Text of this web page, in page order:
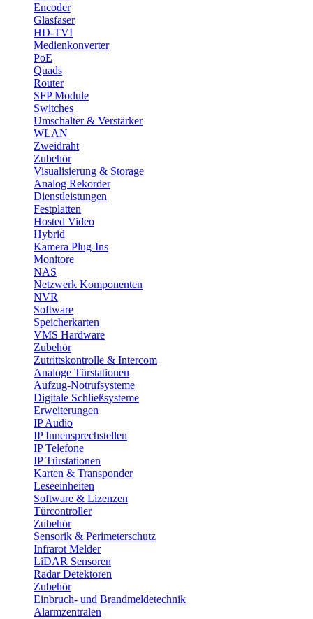
Encoder
Glasfaser
HD-TVI
Medienkonverter
PoE
Quads
Router
SFP Module
Switches
Umschalter & Verstärker
WLAN
Zweidraht
Zubehör
Visualisierung & Storage
Analog Rekorder
Dienstleistungen
Festplatten
Hosted Video
Hybrid
Kamera Plug-Ins
Monitore
NAS
Netzwerk Komponenten
NVR
Software
Speicherkarten
VMS Hardware
Zubehör
Zutrittskontrolle & Intercom
Analoge Türstationen
Aufzug-Notrufsysteme
Digitale Schließsysteme
Erweiterungen
IP Audio
IP Innensprechstellen
IP Telefone
IP Türstationen
Karten & Transponder
Leseeinheiten
Software & Lizenzen
Türcontroller
Zubehör
Sensorik & Perimeterschutz
Infrarot Melder
LiDAR Sensoren
Radar Detektoren
Zubehör
Einbruch- und Brandmeldetechnik
Alarmzentralen